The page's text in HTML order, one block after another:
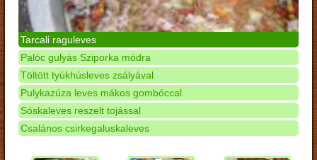
Tarcali raguleves
Palóc gulyás Sziporka módra
Töltött tyúkhúsleves zsályával
Pulykazúza leves mákos gombóccal
Sóskaleves reszelt tojással
Csalános csirkegaluskaleves